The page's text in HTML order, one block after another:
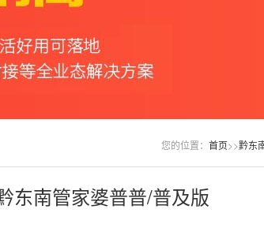
您的位置： 首页>>黔东
东南管家婆普普/普及版